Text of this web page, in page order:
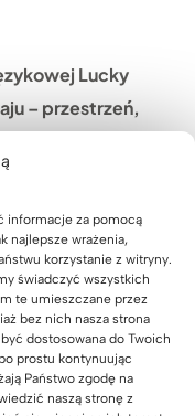
informacje za pomocą
najlepsze wrażenia,
korzystanie z witryny.
świadczyć wszystkich
te umieszczane przez
bez nich nasza strona
dostosowana do Twoich
prostu kontynuując
Państwo zgodę na
naszą stronę z
Lucky
– przestrzeń,
Marty
Górze